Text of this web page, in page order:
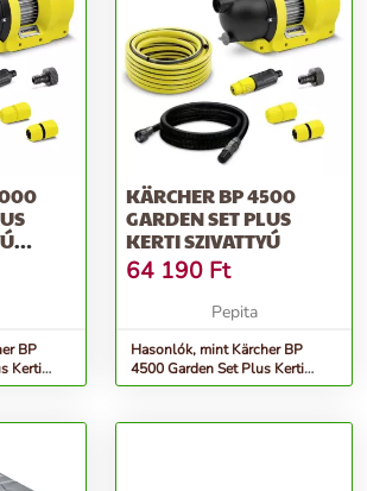
BP
Kerti
KÄRCHER BP 4500
GARDEN SET PLUS
KERTI SZIVATTYÚ
64 190 Ft
Pepita
Hasonlók, mint Kärcher BP
4500 Garden Set Plus Kerti
szivattyú